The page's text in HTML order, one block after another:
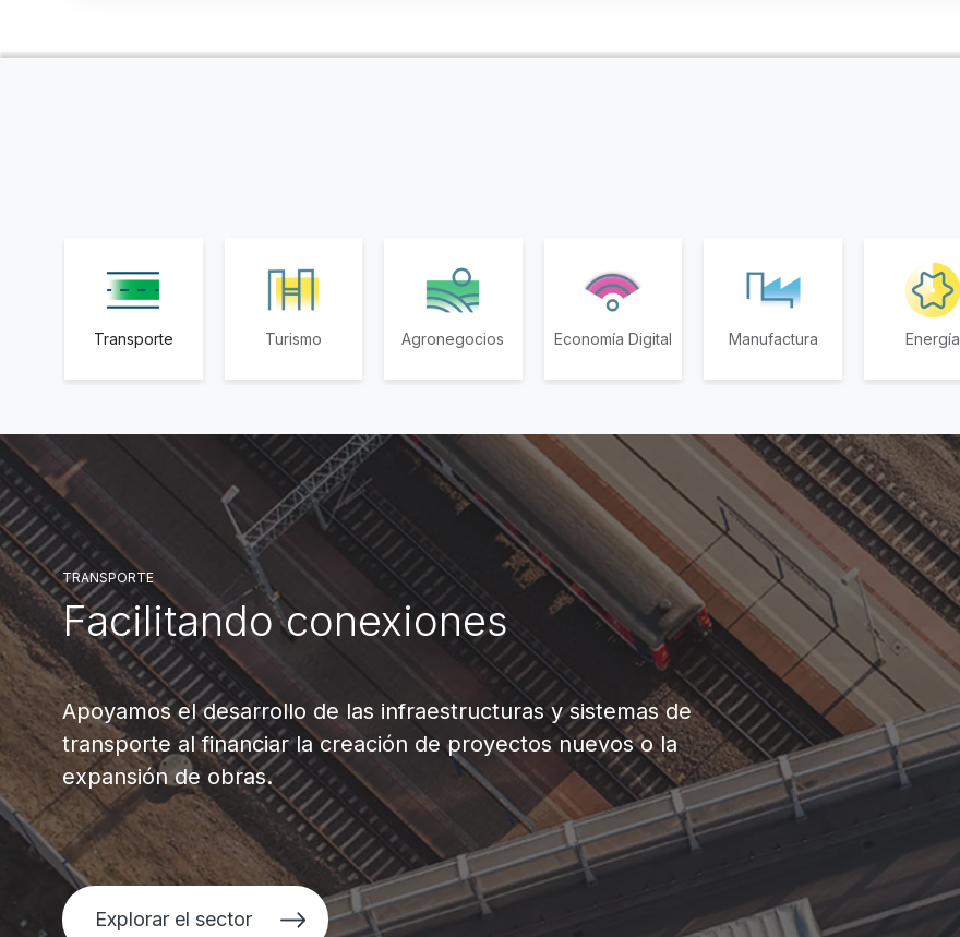
Transporte Turismo Agronegocios Economía Digital Manufactura Energía
TRANSPORTE
Facilitando conexiones
Apoyamos el desarrollo de las infraestructuras y sistemas de
transporte al financiar la creación de proyectos nuevos o la
expansión de obras.
Explorar el sector